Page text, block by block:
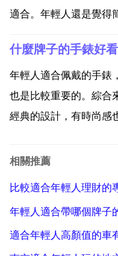
適合。年輕人還是覺得
佩戴者是否正確使用和
澡 手錶 外觀骯髒 錶帶
什麼牌子的手錶好
年輕人適合佩戴的手錶
也是比較重要的。綜合
經典的設計，有時尚感
實，除了瑞士，日本的
相關推薦